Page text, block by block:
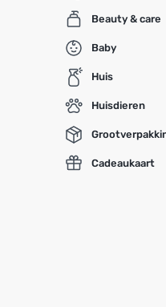
Beauty & care
Baby
Huis
Huisdieren
Cadeaukaart